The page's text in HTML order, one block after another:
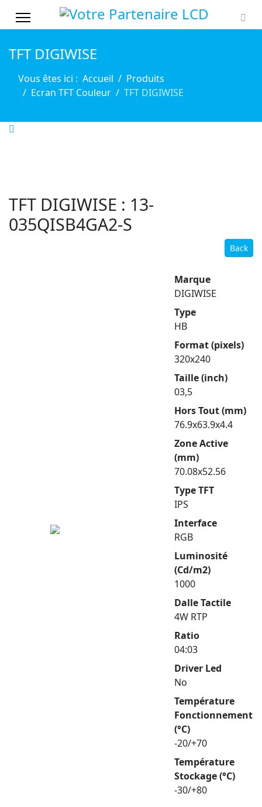
TFT DIGIWISE
Vous êtes ici : Accueil
Produits
Ecran TFT Couleur
TFT DIGIWISE
TFT DIGIWISE : 13-
035QISB4GA2-S
Back
Marque
DIGIWISE
Type
HB
Format (pixels)
320x240
Taille (inch)
03,5
Hors Tout (mm)
76.9x63.9x4.4
Zone Active
(mm)
70.08x52.56
Type TFT
IPS
Interface
RGB
Luminosité
(Cd/m2)
1000
Dalle Tactile
4W RTP
Ratio
04:03
Driver Led
No
Température
Fonctionnement
(°C)
-20/+70
Température
Stockage (°C)
-30/+80